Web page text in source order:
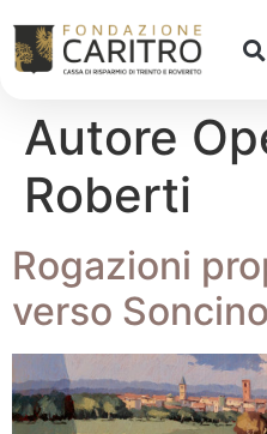
Autore
Roberti
Rogazioni
verso Soncino